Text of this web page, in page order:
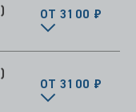
ОТ 3100 ₽
ОТ 3100 ₽